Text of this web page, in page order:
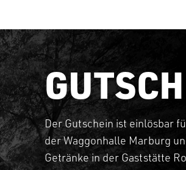
Der Gutschein ist einlösbar
der Waggonhalle Marburg
Getränke in der Gaststätte